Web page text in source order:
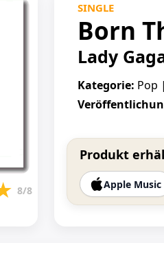
8/8
SINGLE
Born
Lady
Kategorie: Pop
Produkt
Apple Music